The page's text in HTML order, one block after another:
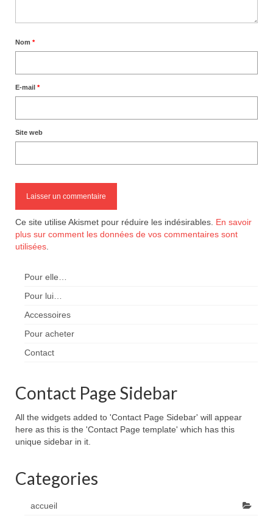
Nom *
E-mail *
Site web
Ce site utilise Akismet pour réduire les indésirables. En savoir
plus sur comment les données de vos commentaires sont
utilisées
Pour elle…
Pour lui…
Accessoires
Pour acheter
Contact
Contact Page Sidebar
All the widgets added to 'Contact Page Sidebar' will appear
here as this is the 'Contact Page template' which has this
unique sidebar in it.
Categories
accueil